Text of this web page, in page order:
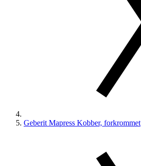
Geberit Mapress Kobber, forkrommet